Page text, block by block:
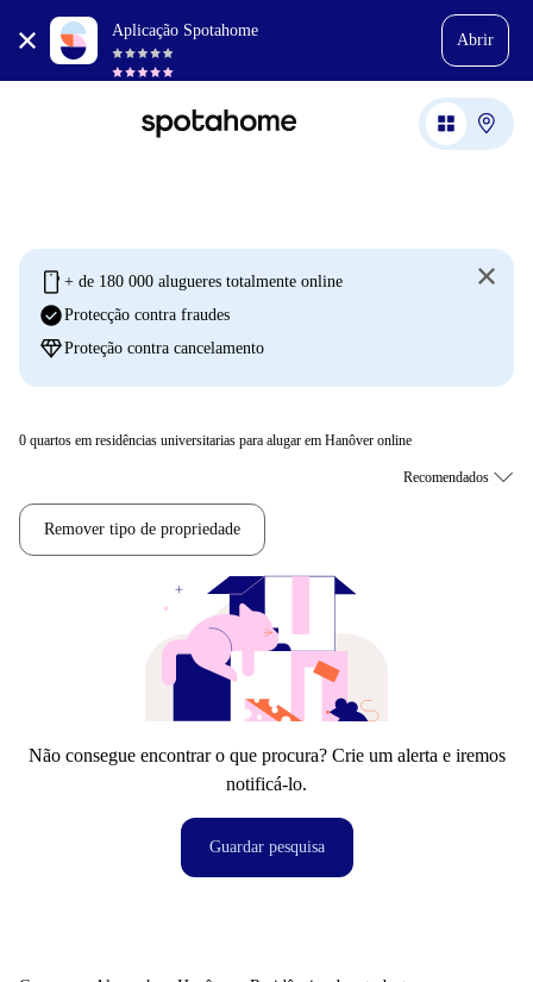
Aplicação Spotahome
Abrir
mobile + de 180 000 alugueres totalmente online
check_circleProtecção contra fraudes
diamondProteção contra cancelamento
0 quartos em residências universitarias para alugar em Hanôver online
Remover tipo de propriedade
Não consegue encontrar o que procura? Crie um alerta e iremos
notificá-lo.
Guardar pesquisa